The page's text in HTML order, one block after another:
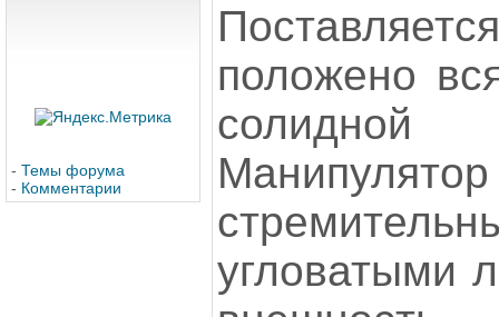
- Темы форума
- Комментарии
положено
угловатыми